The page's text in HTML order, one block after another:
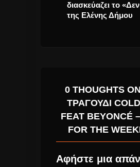
διασκεύαζει το «Δεν
της Ελένης Δήμου
0 THOUGHTS
ΤΡΑΓΟΎΔΙ
FEAT BEYONCÉ
FOR THE
Αφήστε μια